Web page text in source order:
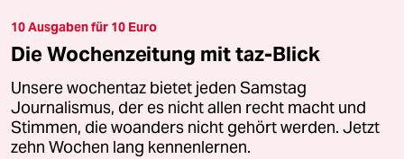
10 Ausgaben für 10 Euro
Die Wochenzeitung mit taz-Blick
Unsere wochentaz bietet jeden Samstag
Journalismus, der es nicht allen recht macht und
Stimmen, die woanders nicht gehört werden. Jetzt
zehn Wochen lang kennenlernen.